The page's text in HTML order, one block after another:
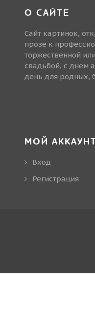
О САЙТЕ
Сайт картинок,
прозе к
торжественной
свадьбой, с днем
день для родных,
МОЙ
Вход
Регистрация